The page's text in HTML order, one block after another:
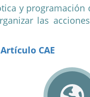
y programación
las
CAE